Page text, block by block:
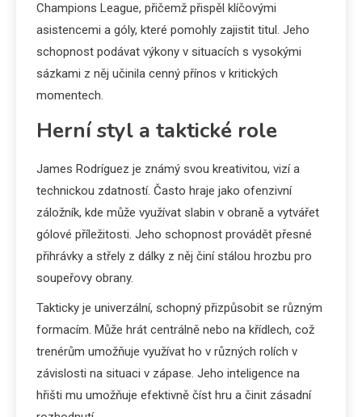
Champions League, přičemž přispěl klíčovými
asistencemi a góly, které pomohly zajistit titul. Jeho
schopnost podávat výkony v situacích s vysokými
sázkami z něj učinila cenný přínos v kritických
momentech.
Herní styl a taktické role
James Rodríguez je známý svou kreativitou, vizí a
technickou zdatností. Často hraje jako ofenzivní
záložník, kde může využívat slabin v obraně a vytvářet
gólové příležitosti. Jeho schopnost provádět přesné
přihrávky a střely z dálky z něj činí stálou hrozbu pro
soupeřovy obrany.
Takticky je univerzální, schopný přizpůsobit se různým
formacím. Může hrát centrálně nebo na křídlech, což
trenérům umožňuje využívat ho v různých rolích v
závislosti na situaci v zápase. Jeho inteligence na
hřišti mu umožňuje efektivně číst hru a činit zásadní